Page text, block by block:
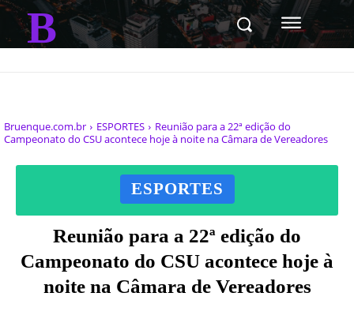
B
Bruenque.com.br ESPORTES
Reunião para a 22ª edição do
Campeonato do CSU acontece hoje à noite na Câmara de Vereadores
ESPORTES
Reunião para a 22ª edição do
Campeonato do CSU acontece hoje à
noite na Câmara de Vereadores